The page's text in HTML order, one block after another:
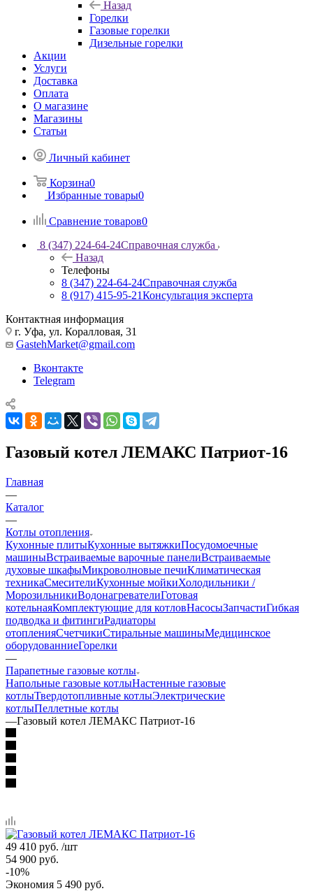
Назад
Горелки
Газовые горелки
Дизельные горелки
Акции
Услуги
Доставка
Оплата
О магазине
Магазины
Статьи
Личный кабинет
Корзина0
Избранные товары0
Сравнение товаров0
8 (347) 224-64-24Справочная служба
Назад
Телефоны
8 (347) 224-64-24Справочная служба
8 (917) 415-95-21Консультация эксперта
Контактная информация
г. Уфа, ул. Коралловая, 31
GastehMarket@gmail.com
Вконтакте
Telegram
Газовый котел ЛЕМАКС Патриот-16
Главная
—
Каталог
—
Котлы отопления
Кухонные плитыКухонные вытяжкиПосудомоечные
машиныВстраиваемые варочные панелиВстраиваемые
духовые шкафыМикроволновые печиКлиматическая
техникаСмесителиКухонные мойкиХолодильники /
МорозильникиВодонагревателиГотовая
котельнаяКомплектующие для котловНасосыЗапчастиГибкая
подводка и фитингиРадиаторы
отопленияСчетчикиСтиральные машиныМедицинское
оборудованниеГорелки
—
Парапетные газовые котлы
Напольные газовые котлыНастенные газовые
котлыТвердотопливные котлыЭлектрические
котлыПеллетные котлы
—Газовый котел ЛЕМАКС Патриот-16
49 410 руб. /шт
54 900 руб.
-10%
Экономия 5 490 руб.